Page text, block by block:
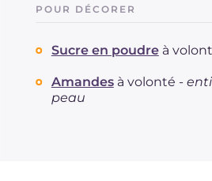
POUR DÉCORER
Sucre en poudre à
Amandes à volonté -
peau